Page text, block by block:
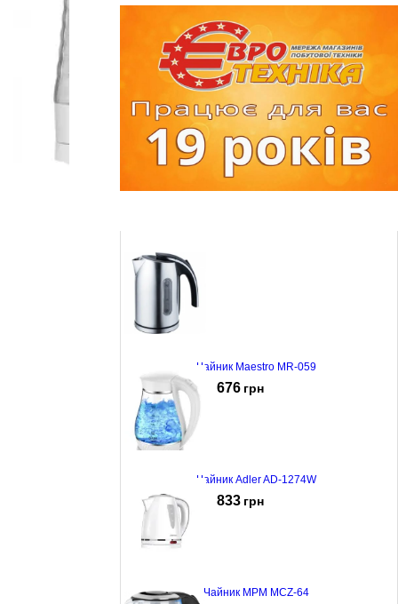
Чайник Maestro MR-059
676 грн
Чайник Adler AD-1274W
833 грн
Чайник MPM MCZ-64